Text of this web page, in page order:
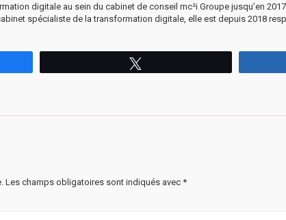
digitale au sein du cabinet de conseil mc²i Groupe jusqu’en
spécialiste de la transformation digitale, elle est depuis 2018
Les champs obligatoires sont indiqués avec *